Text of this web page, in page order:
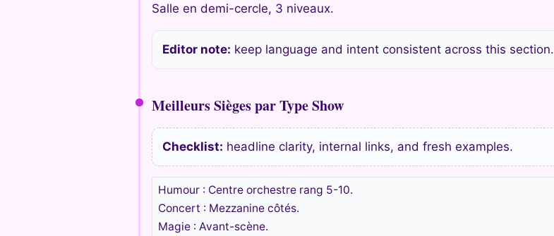
Salle en demi-cercle, 3 niveaux.
Editor note: keep language and intent consistent across this section.
Meilleurs Sièges par Type Show
Checklist: headline clarity, internal links, and fresh examples.
Humour : Centre orchestre rang 5-10.
Concert : Mezzanine côtés.
Magie : Avant-scène.